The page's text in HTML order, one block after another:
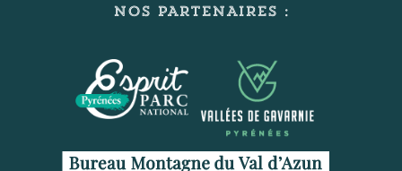
NOS PARTENAIRES :